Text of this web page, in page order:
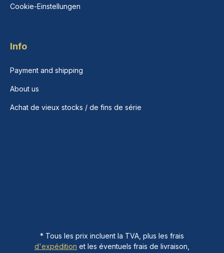
Cookie-Einstellungen
Info
Payment and shipping
About us
Achat de vieux stocks / de fins de série
* Tous les prix incluent la TVA, plus les frais
d'expédition et les éventuels frais de livraison,